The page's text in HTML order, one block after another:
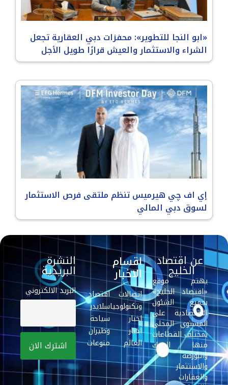
«ابو النجا للتطوير»: محفزات دبي العقارية تجعل
الشراء والاستثمار والعيش قرارًا طويل الأجل
إي اف چي هيرميس تنظم ملتقى فرص الاستثمار
لسوق دبي المالي
عن اقتصاد
الخليج
يهتم موقع
«اقتصاد الخليج»
بجميع الشئون
الاقتصادية علي
المستوي المحلي
بمختلف القطاعات
منها البنوك
والبورصة
والاستثمار
والعقارات
اقسام
الاخبار
اتصالات
وتكنولوجيا
اخبار
اخبار
العالم
اقتصاد
سلايدر
سياحة
وطيران
منوعات
النشرة
البريدية
البريد الالكتروني